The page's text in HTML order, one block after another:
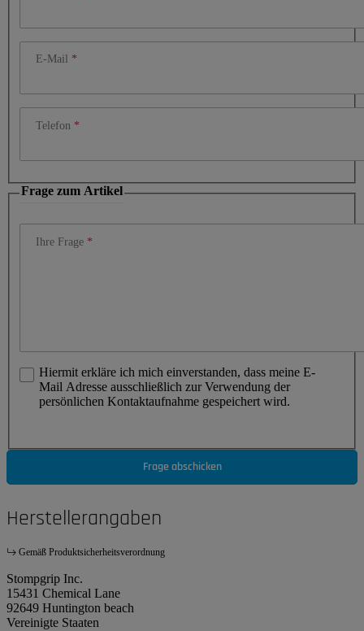
E-Mail
Telefon
Frage zum Artikel
Ihre Frage
Hiermit erkläre ich mich einverstanden, dass meine E-
Mail Adresse ausschließlich zur Verwendung der
persönlichen Kontaktaufnahme gespeichert wird.
Frage abschicken
Herstellerangaben
Gemäß Produktsicherheitsverordnung
Stompgrip Inc.
15431 Chemical Lane
92649 Huntington beach
Vereinigte Staaten